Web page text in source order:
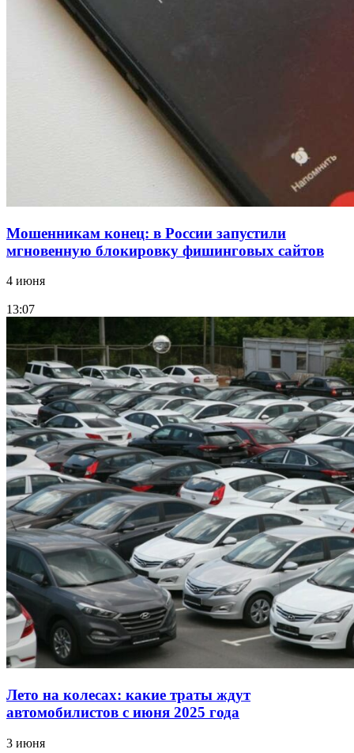
Покушение на убийство в Волгограде: девушка
напала на незнакомую женщину с ножом
Сладкий праздник в Волгограде: в Центральном
парке прошёл фестиваль „Арбузный переполох“
Мошенникам конец: в России запустили
мгновенную блокировку фишинговых сайтов
4 июня
13:07
Лето на колесах: какие траты ждут
автомобилистов с июня 2025 года
3 июня